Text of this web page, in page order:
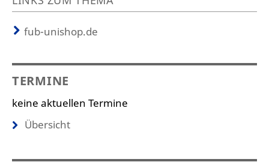
fub-unishop.de
TERMINE
keine aktuellen Termine
Übersicht